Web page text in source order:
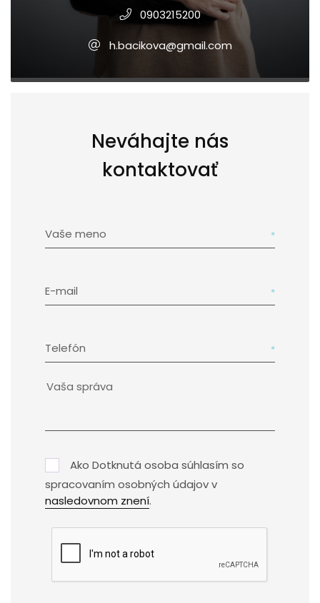
0903215200
h.bacikova@gmail.com
Neváhajte nás
kontaktovať
Vaše meno
E-mail
Telefón
Ako Dotknutá osoba súhlasím so
spracovaním osobných údajov v
nasledovnom znení.